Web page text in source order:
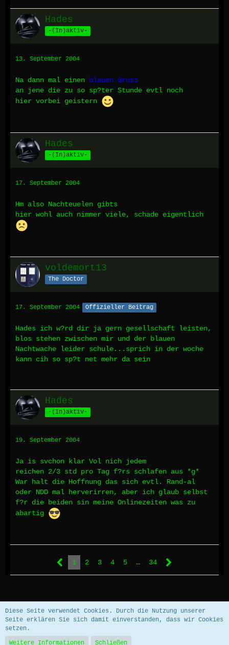
Hades
-(In)aktiv-
13. September 2004
Na dann mal einen blauen Gruss
an jene die zu so sp?ter Stunde evtl noch
hier vorbei geistern
Hades
-(In)aktiv-
17. September 2004
Hm also Nachteuelen gibts
hier wohl auch nimmer viele, schade eigentlich
voldemort13
The Doctor
17. September 2004 Offizieller Beitrag
Hades ich w?rd dir ja gern gesellschaft leisten,
blos stehen zwischen mir und der blauen
Nachtwache leider schule...sprich in der woche
kann cih so sp?t net mehr da sein
Hades
-(In)aktiv-
19. September 2004
Ja is svchon klar Vol nich jedem
reichen 2/3 std pro Tag f?rs schlafen aus *g*
War halt die Hoffnung das sich evtl. Rand-al
oder NDD mal herverirren, aber ich glaub selbst
f?r die beiden sin meine Onlinezeiten was zu
abartig
1 2 3 4 5 … 34
Datenschutzerklärung Impressum
Community-Software:WoltLab Suite™ 5.5.26
Diese Seite verwendet Cookies. Durch die Nutzung unserer
Seite erklären Sie sich damit einverstanden, dass wir Cookies
setzen.
Weitere Informationen
Schließen